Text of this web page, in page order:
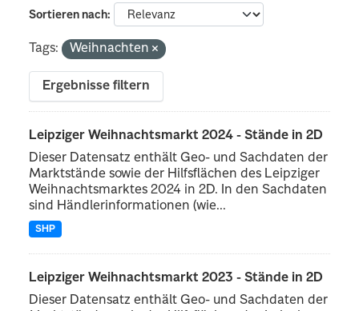
Sortieren nach
Tags: Weihnachten
Ergebnisse filtern
Leipziger Weihnachtsmarkt 2024 - Stände in 2D
Dieser Datensatz enthält Geo- und Sachdaten der
Marktstände sowie der Hilfsflächen des Leipziger
Weihnachtsmarktes 2024 in 2D. In den Sachdaten
sind Händlerinformationen (wie...
SHP
Leipziger Weihnachtsmarkt 2023 - Stände in 2D
Dieser Datensatz enthält Geo- und Sachdaten der